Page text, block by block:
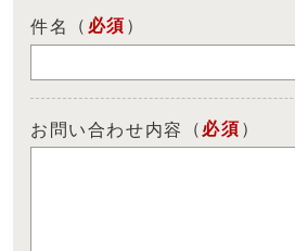
件名 （ 必須 ）
お問い合わせ内容 （ 必須 ）